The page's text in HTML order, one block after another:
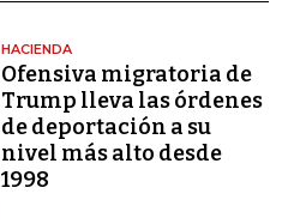
HACIENDA
Ofensiva migratoria de
Trump lleva las órdenes
de deportación a su
nivel más alto desde
1998